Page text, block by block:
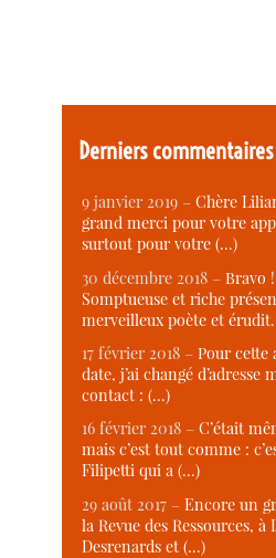
Derniers commentaires
9 janvier 2019 –Chère
grand merci pour votre
surtout pour votre (…)
30 décembre 2018 –Bravo !
Somptueuse et riche
merveilleux poète et
17 février 2018 –Pour cette
date, j’ai changé d’adresse
contact : (…)
16 février 2018 –C’était
mais c’est tout comme :
Filipetti qui a (…)
29 août 2017 –Encore un
la Revue des Ressources, à
Desrenards et (…)